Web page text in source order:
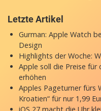
Letzte Artikel
Gurman: Apple Watch
Design
Highlights der Woche:
Apple soll die Preise für
erhöhen
Apples Pageturner fürs
Kroatien“ für nur 1,99
iOS 27 macht die Uhr